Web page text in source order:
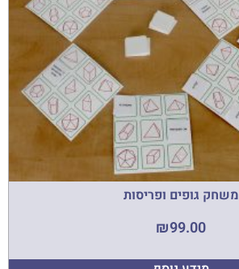
משחק גופים ופריסות
₪99.00